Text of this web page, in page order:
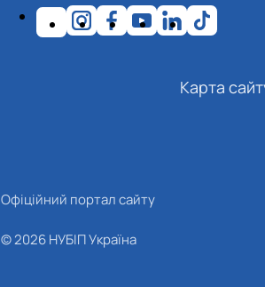
Карта
Офіційний портал сайту
© 2026 НУБІП Україна